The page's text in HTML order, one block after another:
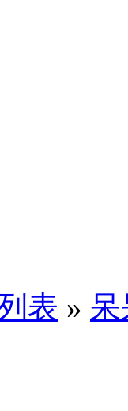
表 »